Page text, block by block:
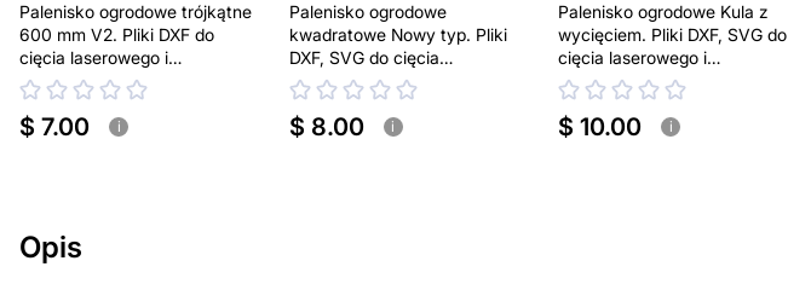
Palenisko ogrodowe trójkątne
600 mm V2. Pliki DXF do
cięcia laserowego i
plazmowego
$ 7.00 i
Palenisko ogrodowe
kwadratowe Nowy typ. Pliki
DXF, SVG do cięcia
laserowego i plazmowego
$ 8.00 i
Palenisko ogrodowe Kula z
wycięciem. Pliki DXF, SVG do
cięcia laserowego i
plazmowego
$ 10.00 i
Opis